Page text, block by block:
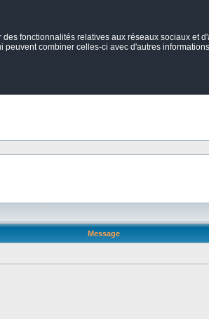
fonctionnalités relatives aux réseaux sociaux et
combiner celles-ci avec d'autres
Message